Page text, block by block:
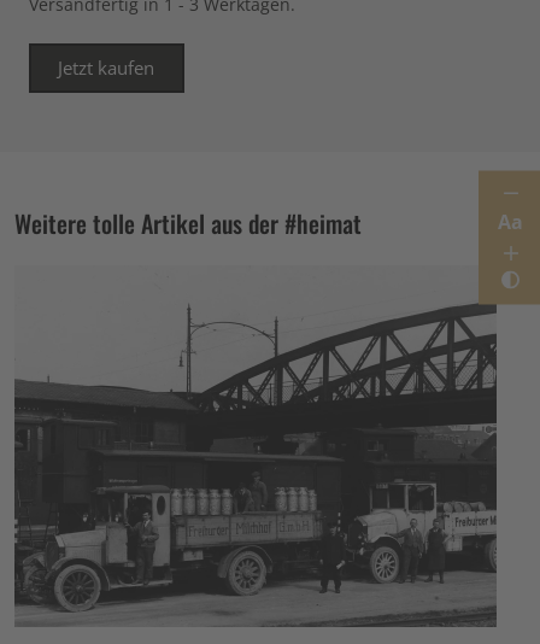
Aa
Versandfertig in 1 - 3 Werktagen.
Jetzt kaufen
Weitere tolle Artikel aus der #heimat